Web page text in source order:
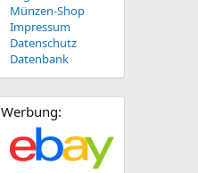
Münzen-Shop
Impressum
Datenschutz
Datenbank
Werbung: